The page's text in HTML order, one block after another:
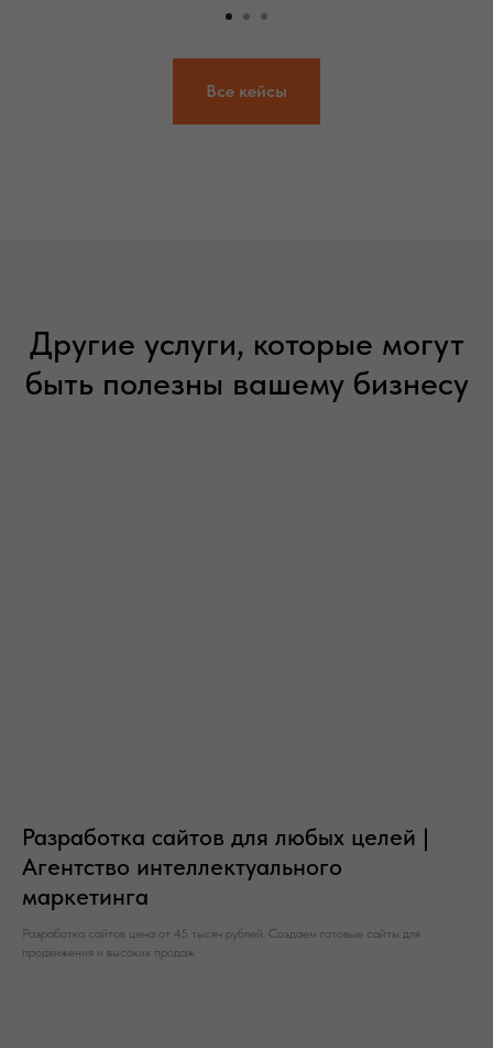
Все кейсы
Другие услуги, которые могут
быть полезны вашему бизнесу
Разработка сайтов для любых целей |
Агентство интеллектуального
маркетинга
Разработка сайтов цена от 45 тысяч рублей. Создаем готовые сайты для
продвижения и высоких продаж